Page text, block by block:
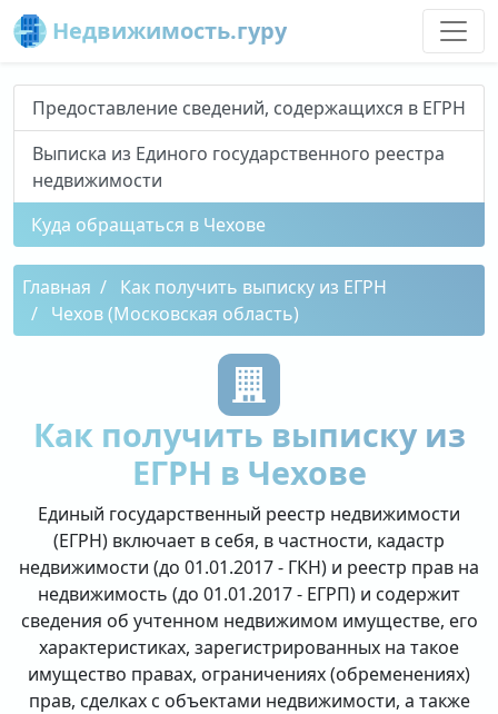
Недвижимость.гуру
Предоставление сведений, содержащихся в ЕГРН
Выписка из Единого государственного реестра
недвижимости
Куда обращаться в Чехове
Главная
Как получить выписку из ЕГРН
Чехов (Московская область)
Как получить выписку из
ЕГРН в Чехове
Единый государственный реестр недвижимости
(ЕГРН) включает в себя, в частности, кадастр
недвижимости (до 01.01.2017 - ГКН) и реестр прав на
недвижимость (до 01.01.2017 - ЕГРП) и содержит
сведения об учтенном недвижимом имуществе, его
характеристиках, зарегистрированных на такое
имущество правах, ограничениях (обременениях)
прав, сделках с объектами недвижимости, а также